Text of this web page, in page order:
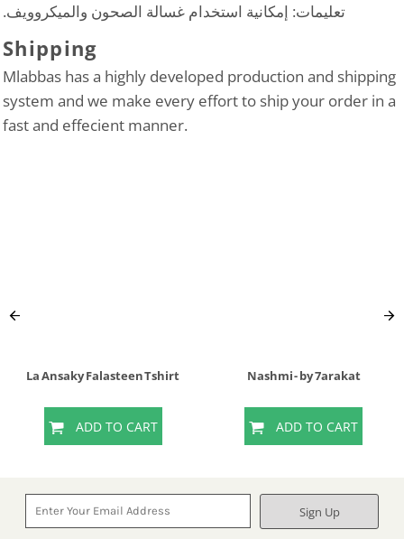
تعليمات: إمكانية استخدام غسالة الصحون والميكروويف.
Shipping
Mlabbas has a highly developed production and shipping
system and we make every effort to ship your order in a
fast and effecient manner.
La Ansaky Falasteen Tshirt
ADD TO CART
Nashmi - by 7arakat
ADD TO CART
Sign Up